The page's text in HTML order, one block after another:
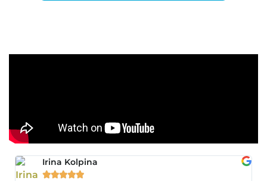
Irina Kolpina
